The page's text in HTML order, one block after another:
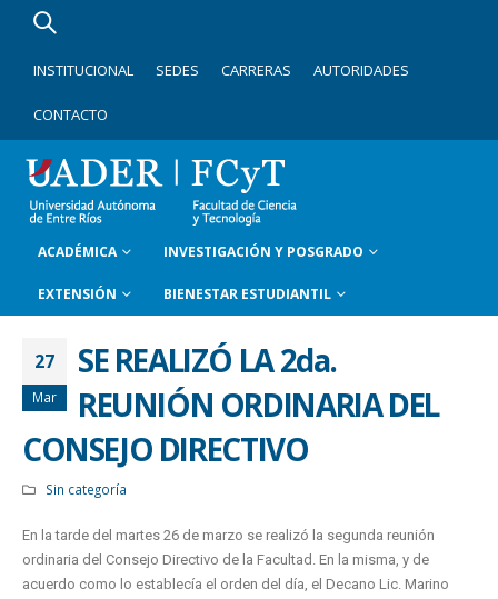
INSTITUCIONAL SEDES CARRERAS AUTORIDADES
CONTACTO
ACADÉMICA INVESTIGACIÓN Y POSGRADO
EXTENSIÓN BIENESTAR ESTUDIANTIL
27
Mar
SE REALIZÓ LA 2da.
REUNIÓN ORDINARIA DEL
CONSEJO DIRECTIVO
Sin categoría
En la tarde del martes 26 de marzo se realizó la segunda reunión
ordinaria del Consejo Directivo de la Facultad. En la misma, y de
acuerdo como lo establecía el orden del día, el Decano Lic. Marino